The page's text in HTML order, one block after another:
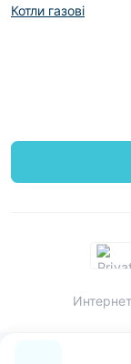
Котли газові